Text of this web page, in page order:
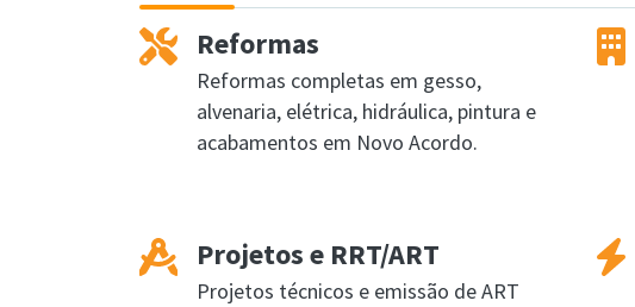
Reformas
Reformas completas em gesso,
alvenaria, elétrica, hidráulica, pintura e
acabamentos em Novo Acordo.
Projetos e RRT/ART
Projetos técnicos e emissão de ART